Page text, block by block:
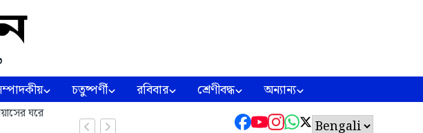
চতুষ্পর্ণী রবিবার শ্রেণীবদ্ধ অন্যান্য
ঘরে